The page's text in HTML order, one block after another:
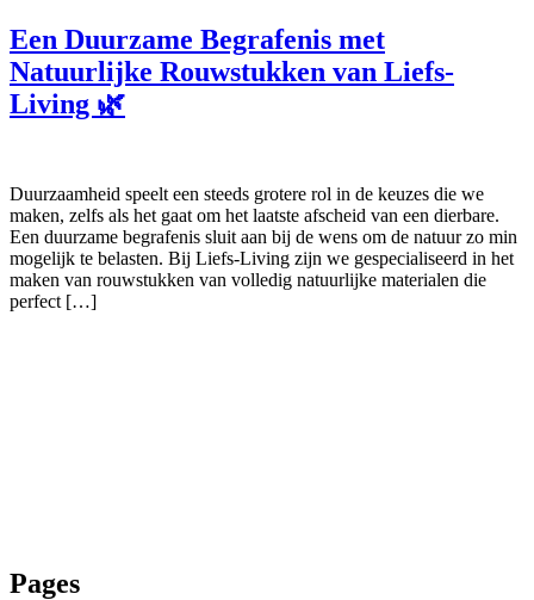
Een Duurzame Begrafenis met
Natuurlijke Rouwstukken van Liefs-
Living 🌿
Duurzaamheid speelt een steeds grotere rol in de keuzes die we
maken, zelfs als het gaat om het laatste afscheid van een dierbare.
Een duurzame begrafenis sluit aan bij de wens om de natuur zo min
mogelijk te belasten. Bij Liefs-Living zijn we gespecialiseerd in het
maken van rouwstukken van volledig natuurlijke materialen die
perfect […]
Pages